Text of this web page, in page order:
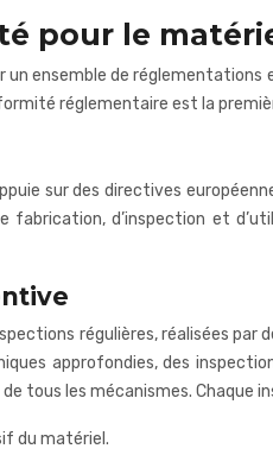
pour le
ensemble de
réglementaire est la
sur des directives
d’inspection et
régulières, réalisées
approfondies, des
les mécanismes. Chaque
du matériel.